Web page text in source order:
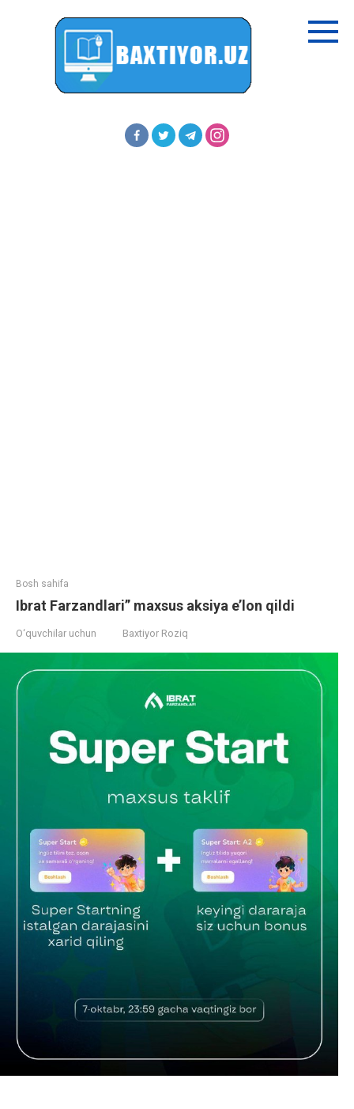
Bosh sahifa
Ibrat Farzandlari” maxsus aksiya e’lon qildi
O‘quvchilar uchun Baxtiyor Roziq